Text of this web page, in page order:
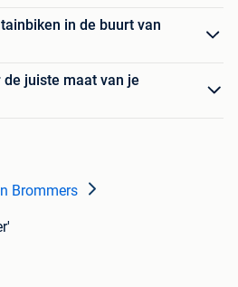
in de buurt van
juiste maat van je
Brommers